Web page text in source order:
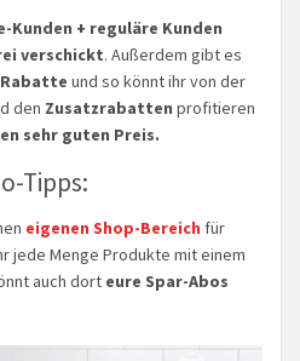
Kunden + reguläre Kunden
verschickt. Außerdem gibt es
und so könnt ihr von der
den Zusatzrabatten profitieren
sehr guten Preis.
Tipps:
eigenen Shop-Bereich für
jede Menge Produkte mit einem
auch dort eure Spar-Abos